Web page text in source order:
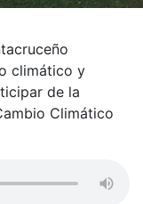
climático y
de la
Climático